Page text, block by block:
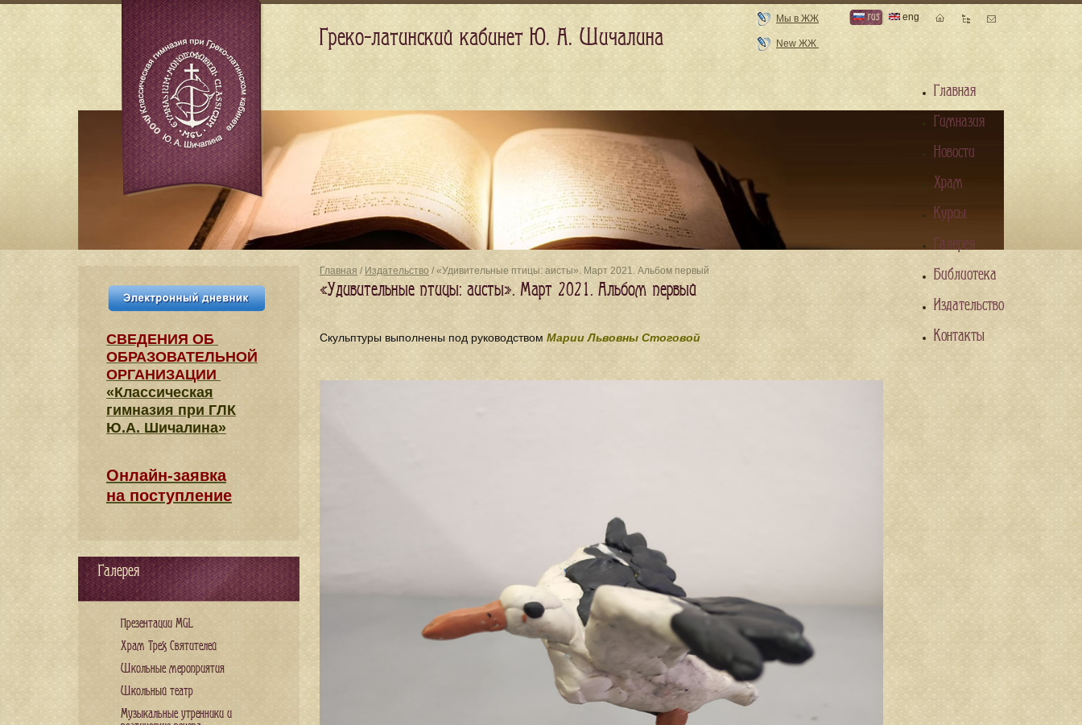
Главная / Издательство / «Удивительные птицы: аисты». Март 2021. Альбом первый
«Удивительные птицы: аисты». Март 2021. Альбом первый
Скульптуры выполнены под руководством Марии Львовны Стоговой
СВЕДЕНИЯ​ ОБ
ОБРАЗОВАТЕЛЬНОЙ
ОРГАНИЗАЦИИ
«Классическая
гимназия при ГЛК
Ю.А. Шичалина»
Онлайн-заявка
на поступление
Галерея
Презентации MGL
Храм Трех Святителей
Школьные мероприятия
Школьный театр
Музыкальные утренники и
Греко-латинский кабинет Ю. А. Шичалина
Мы в ЖЖ
New ЖЖ
rus eng
Главная
Гимназия
Новости
Храм
Курсы
Галерея
Библиотека
Издательство
Контакты